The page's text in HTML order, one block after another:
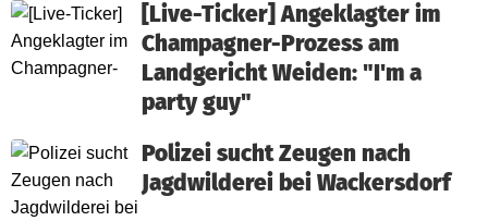
[Live-Ticker] Angeklagter im
Champagner-Prozess am
Landgericht Weiden: "I'm a
party guy"
Polizei sucht Zeugen nach
Jagdwilderei bei Wackersdorf